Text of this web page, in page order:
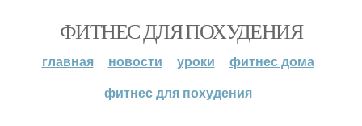
ФИТНЕС ДЛЯ ПОХУДЕНИЯ
главная новости уроки
фитнес дома
фитнес для похудения